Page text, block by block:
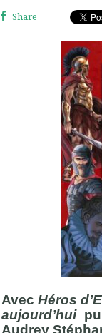
Share
Avec Héros
aujourd’hui
Audrey